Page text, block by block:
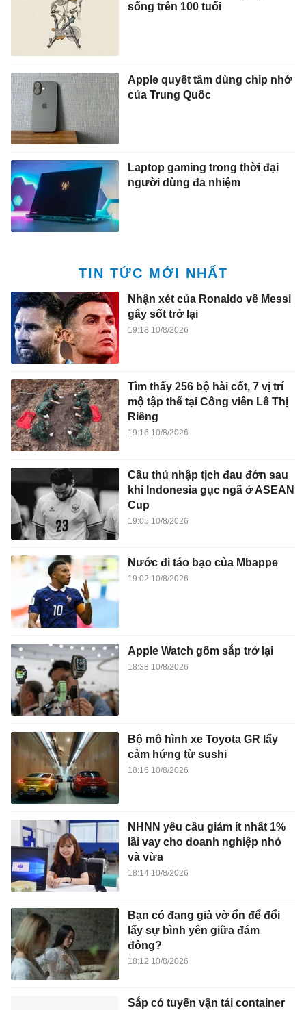
sống trên 100 tuổi
Apple quyết tâm dùng chip nhớ
của Trung Quốc
Laptop gaming trong thời đại
người dùng đa nhiệm
TIN TỨC MỚI NHẤT
Nhận xét của Ronaldo về Messi
gây sốt trở lại
19:18 10/8/2026
Tìm thấy 256 bộ hài cốt, 7 vị trí
mộ tập thể tại Công viên Lê Thị
Riêng
19:16 10/8/2026
Cầu thủ nhập tịch đau đớn sau
khi Indonesia gục ngã ở ASEAN
Cup
19:05 10/8/2026
Nước đi táo bạo của Mbappe
19:02 10/8/2026
Apple Watch gốm sắp trở lại
18:38 10/8/2026
Bộ mô hình xe Toyota GR lấy
cảm hứng từ sushi
18:16 10/8/2026
NHNN yêu cầu giảm ít nhất 1%
lãi vay cho doanh nghiệp nhỏ
và vừa
18:14 10/8/2026
Bạn có đang giả vờ ổn để đổi
lấy sự bình yên giữa đám
đông?
18:12 10/8/2026
Sắp có tuyến vận tải container